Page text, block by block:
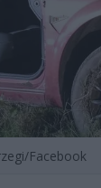
Facebook